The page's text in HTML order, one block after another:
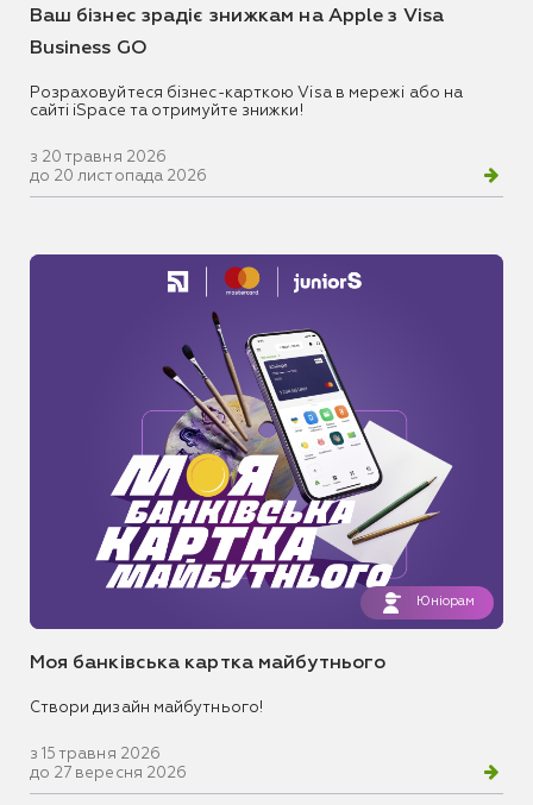
Ваш бізнес зрадіє знижкам на Apple з Visa
Business GO
Розраховуйтеся бізнес-карткою Visa в мережі або на
сайті iSpace та отримуйте знижки!
з 20 травня 2026
до 20 листопада 2026
Юніорам
Моя банківська картка майбутнього
Створи дизайн майбутнього!
з 15 травня 2026
до 27 вересня 2026